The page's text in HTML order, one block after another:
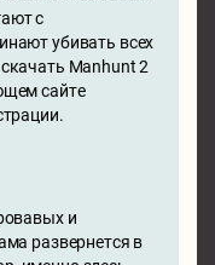
с
убивать всех
Manhunt 2
сайте
и
развернется в